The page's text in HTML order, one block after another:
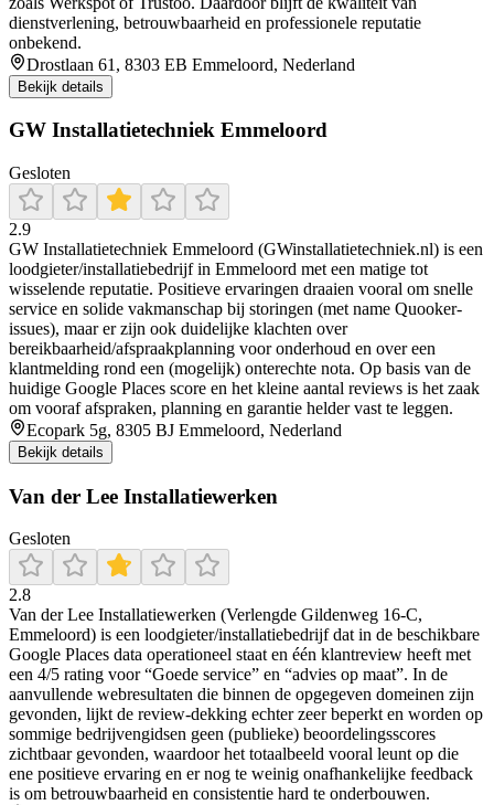
dienstverlening, betrouwbaarheid en professionele reputatie
onbekend.
Drostlaan 61, 8303 EB Emmeloord, Nederland
Bekijk details
GW Installatietechniek Emmeloord
Gesloten
2.9
GW Installatietechniek Emmeloord (GWinstallatietechniek.nl) is een
loodgieter/installatiebedrijf in Emmeloord met een matige tot
wisselende reputatie. Positieve ervaringen draaien vooral om snelle
service en solide vakmanschap bij storingen (met name Quooker-
issues), maar er zijn ook duidelijke klachten over
bereikbaarheid/afspraakplanning voor onderhoud en over een
klantmelding rond een (mogelijk) onterechte nota. Op basis van de
huidige Google Places score en het kleine aantal reviews is het zaak
om vooraf afspraken, planning en garantie helder vast te leggen.
Ecopark 5g, 8305 BJ Emmeloord, Nederland
Bekijk details
Van der Lee Installatiewerken
Gesloten
2.8
Van der Lee Installatiewerken (Verlengde Gildenweg 16-C,
Emmeloord) is een loodgieter/installatiebedrijf dat in de beschikbare
Google Places data operationeel staat en één klantreview heeft met
een 4/5 rating voor “Goede service” en “advies op maat”. In de
aanvullende webresultaten die binnen de opgegeven domeinen zijn
gevonden, lijkt de review-dekking echter zeer beperkt en worden op
sommige bedrijvengidsen geen (publieke) beoordelingsscores
zichtbaar gevonden, waardoor het totaalbeeld vooral leunt op die
ene positieve ervaring en er nog te weinig onafhankelijke feedback
is om betrouwbaarheid en consistentie hard te onderbouwen.